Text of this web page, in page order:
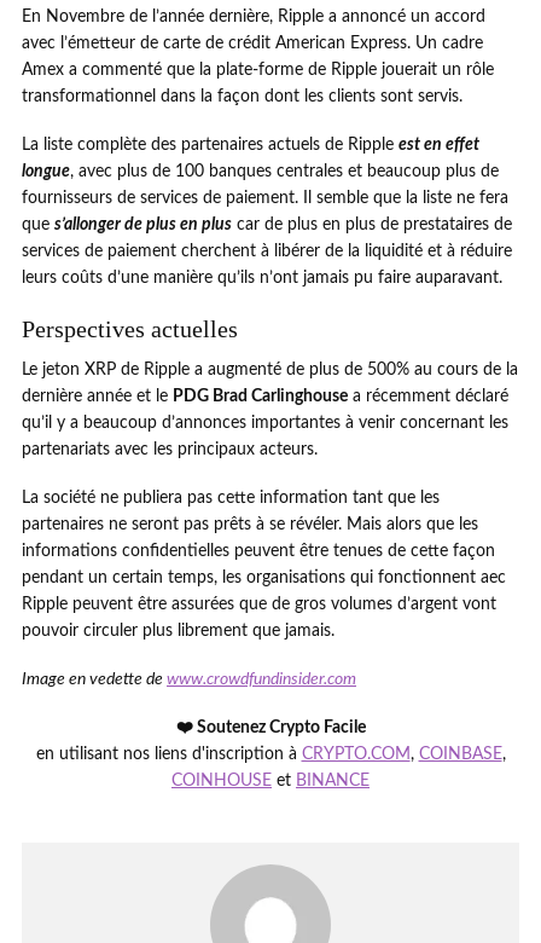
En Novembre de l’année dernière, Ripple a annoncé un accord
avec l’émetteur de carte de crédit American Express. Un cadre
Amex a commenté que la plate-forme de Ripple jouerait un rôle
transformationnel dans la façon dont les clients sont servis.
La liste complète des partenaires actuels de Ripple est en effet
longue, avec plus de 100 banques centrales et beaucoup plus de
fournisseurs de services de paiement. Il semble que la liste ne fera
que s’allonger de plus en plus car de plus en plus de prestataires de
services de paiement cherchent à libérer de la liquidité et à réduire
leurs coûts d’une manière qu’ils n’ont jamais pu faire auparavant.
Perspectives actuelles
Le jeton XRP de Ripple a augmenté de plus de 500% au cours de la
dernière année et le PDG Brad Carlinghouse a récemment déclaré
qu’il y a beaucoup d’annonces importantes à venir concernant les
partenariats avec les principaux acteurs.
La société ne publiera pas cette information tant que les
partenaires ne seront pas prêts à se révéler. Mais alors que les
informations confidentielles peuvent être tenues de cette façon
pendant un certain temps, les organisations qui fonctionnent aec
Ripple peuvent être assurées que de gros volumes d’argent vont
pouvoir circuler plus librement que jamais.
Image en vedette de www.crowdfundinsider.com
❤️ Soutenez Crypto Facile
en utilisant nos liens d'inscription à CRYPTO.COM, COINBASE,
COINHOUSE et BINANCE